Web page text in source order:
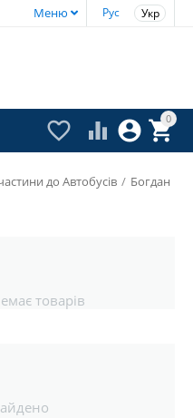
Рус Укр
Меню
0


 
до Автобусів / Богдан
товарів